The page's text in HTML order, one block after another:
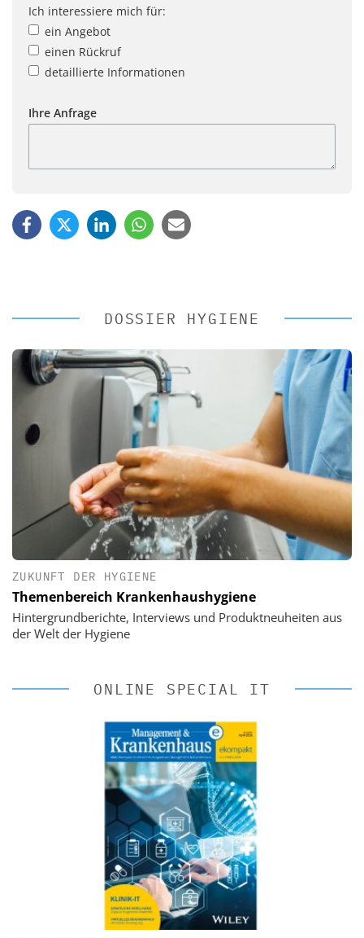
Ich interessiere mich für:
ein Angebot
einen Rückruf
detaillierte Informationen
Ihre Anfrage
DOSSIER HYGIENE
ZUKUNFT DER HYGIENE
Themenbereich Krankenhaushygiene
Hintergrundberichte, Interviews und Produktneuheiten aus
der Welt der Hygiene
ONLINE SPECIAL IT